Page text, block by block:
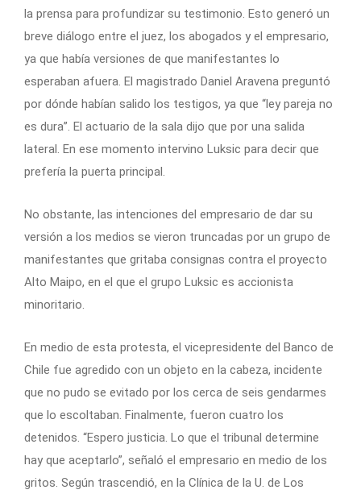
la prensa para profundizar su testimonio. Esto generó un
breve diálogo entre el juez, los abogados y el empresario,
ya que había versiones de que manifestantes lo
esperaban afuera. El magistrado Daniel Aravena preguntó
por dónde habían salido los testigos, ya que “ley pareja no
es dura”. El actuario de la sala dijo que por una salida
lateral. En ese momento intervino Luksic para decir que
prefería la puerta principal.
No obstante, las intenciones del empresario de dar su
versión a los medios se vieron truncadas por un grupo de
manifestantes que gritaba consignas contra el proyecto
Alto Maipo, en el que el grupo Luksic es accionista
minoritario.
En medio de esta protesta, el vicepresidente del Banco de
Chile fue agredido con un objeto en la cabeza, incidente
que no pudo se evitado por los cerca de seis gendarmes
que lo escoltaban. Finalmente, fueron cuatro los
detenidos. “Espero justicia. Lo que el tribunal determine
hay que aceptarlo”, señaló el empresario en medio de los
gritos. Según trascendió, en la Clínica de la U. de Los